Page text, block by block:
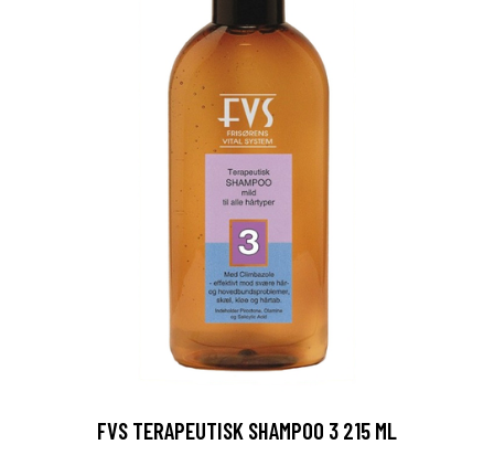
FVS TERAPEUTISK SHAMPOO 3 215 ML